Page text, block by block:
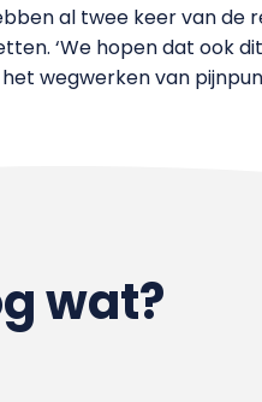
al twee keer van de
‘We hopen dat ook
wegwerken van
wat?